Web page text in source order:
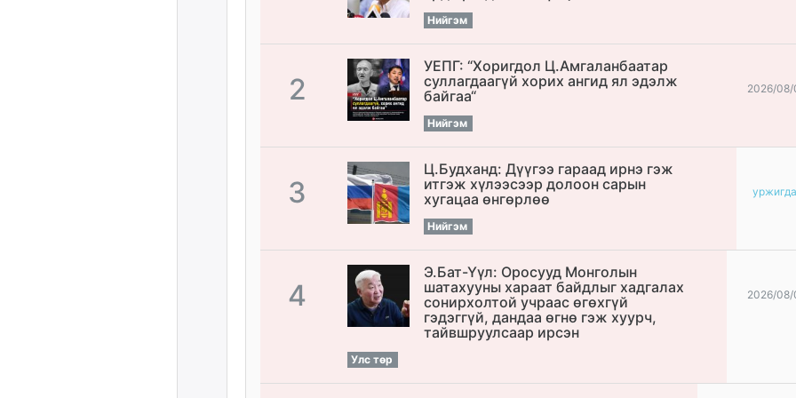
Нийгэм
2
УЕПГ: “Хоригдол Ц.Амгаланбаатар
cуллагдаагүй хорих ангид ял эдэлж
байгаа“
Нийгэм
2026/
3
Ц.Будханд: Дүүгээ гараад ирнэ гэж
итгэж хүлээсээр долоон сарын
хугацаа өнгөрлөө
Нийгэм
4
Э.Бат-Үүл: Оросууд Монголын
шатахууны хараат байдлыг хадгалах
сонирхолтой учраас өгөхгүй
гэдэггүй, дандаа өгнө гэж хуурч,
тайвшруулсаар ирсэн
Улс төр
2026/